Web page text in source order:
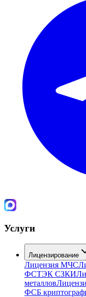
Услуги
Лицензирование
Лицензия МЧС
ФСТЭК СЗКИ
металлов
ФСБ